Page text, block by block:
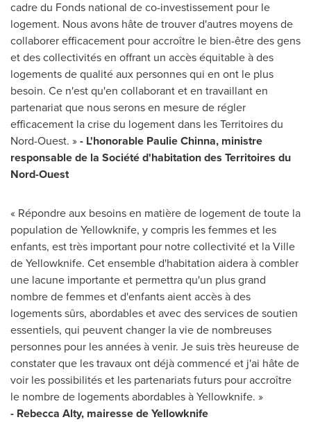
cadre du Fonds national de co-investissement pour le
logement. Nous avons hâte de trouver d'autres moyens de
collaborer efficacement pour accroître le bien-être des gens
et des collectivités en offrant un accès équitable à des
logements de qualité aux personnes qui en ont le plus
besoin. Ce n'est qu'en collaborant et en travaillant en
partenariat que nous serons en mesure de régler
efficacement la crise du logement dans les Territoires du
Nord-Ouest. »- L'honorable Paulie Chinna, ministre
responsable de la Société d'habitation des Territoires du
Nord-Ouest
« Répondre aux besoins en matière de logement de toute la
population deYellowknife, y compris les femmes et les
enfants, est très important pour notre collectivité et la Ville
deYellowknife. Cet ensemble d'habitation aidera à combler
une lacune importante et permettra qu'un plus grand
nombre de femmes et d'enfants aient accès à des
logements sûrs, abordables et avec des services de soutien
essentiels, qui peuvent changer la vie de nombreuses
personnes pour les années à venir. Je suis très heureuse de
constater que les travaux ont déjà commencé et j'ai hâte de
voir les possibilités et les partenariats futurs pour accroître
le nombre de logements abordables à Yellowknife. »
- Rebecca Alty, mairesse deYellowknife